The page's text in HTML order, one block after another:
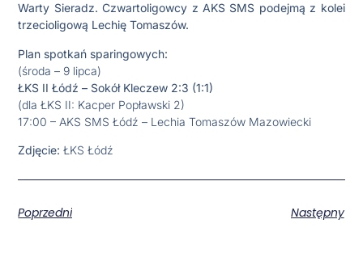
Warty Sieradz. Czwartoligowcy z AKS SMS podejmą z kolei
trzecioligową Lechię Tomaszów.
Plan spotkań sparingowych:
(środa – 9 lipca)
ŁKS II Łódź – Sokół Kleczew 2:3 (1:1)
(dla ŁKS II: Kacper Popławski 2)
17:00 – AKS SMS Łódź – Lechia Tomaszów Mazowiecki
Zdjęcie:ŁKS Łódź
Poprzedni Następny